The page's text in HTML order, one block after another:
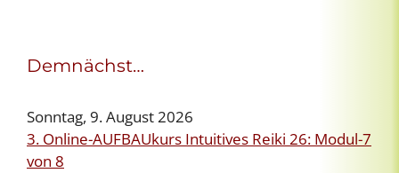
Demnächst…
Sonntag, 9. August 2026
3. Online-AUFBAUkurs Intuitives Reiki 26: Modul-7
von 8